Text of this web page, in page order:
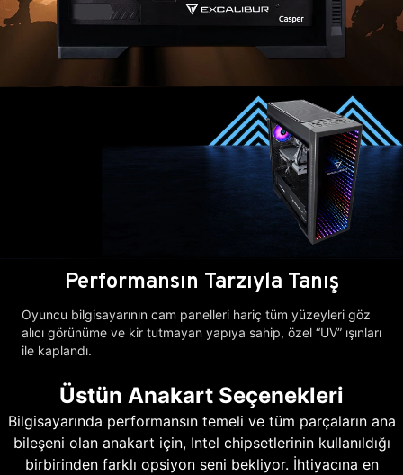
Performansın Tarzıyla Tanış
Oyuncu bilgisayarının cam panelleri hariç tüm yüzeyleri göz
alıcı görünüme ve kir tutmayan yapıya sahip, özel “UV” ışınları
ile kaplandı.
Üstün Anakart Seçenekleri
Bilgisayarında performansın temeli ve tüm parçaların ana
bileşeni olan anakart için, Intel chipsetlerinin kullanıldığı
birbirinden farklı opsiyon seni bekliyor. İhtiyacına en